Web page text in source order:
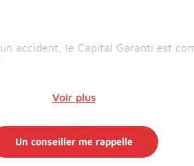
accident, le Capital Garanti est
Voir plus
Un conseiller me rappelle